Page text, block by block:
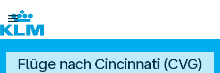

Flüge nach Cincinnati (CVG)